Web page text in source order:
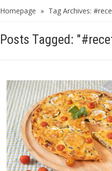
Homepage » Tag Archives:
Posts Tagged: